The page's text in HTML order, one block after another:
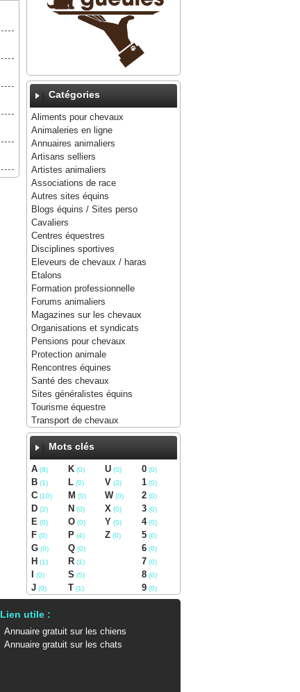
Catégories
Aliments pour chevaux
Animaleries en ligne
Annuaires animaliers
Artisans selliers
Artistes animaliers
Associations de race
Autres sites équins
Blogs équins / Sites perso
Cavaliers
Centres équestres
Disciplines sportives
Eleveurs de chevaux / haras
Etalons
Formation professionnelle
Forums animaliers
Magazines sur les chevaux
Organisations et syndicats
Pensions pour chevaux
Protection animale
Rencontres équines
Santé des chevaux
Sites généralistes équins
Tourisme équestre
Transport de chevaux
Mots clés
A (8)
B (1)
C (10)
D (2)
E (0)
F (0)
G (0)
H (1)
(0)
J (0)
K (0)
L (0)
M (0)
N (0)
O (0)
P (4)
Q (0)
R (1)
S (5)
T (1)
U (0)
V (2)
W (0)
X (0)
Y (0)
Z (0)
0 (0)
1 (0)
2 (0)
3 (0)
4(0)
5 (0)
6 (0)
7 (0)
8 (0)
9 (0)
Lien utile :
Annuaire gratuit sur les chiens
Annuaire gratuit sur les chats